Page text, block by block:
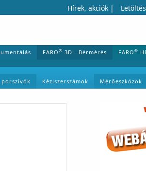
Hírek, akciók |
FARO® 3D - Bérmérés FARO®
Kéziszerszámok Mérőeszközök